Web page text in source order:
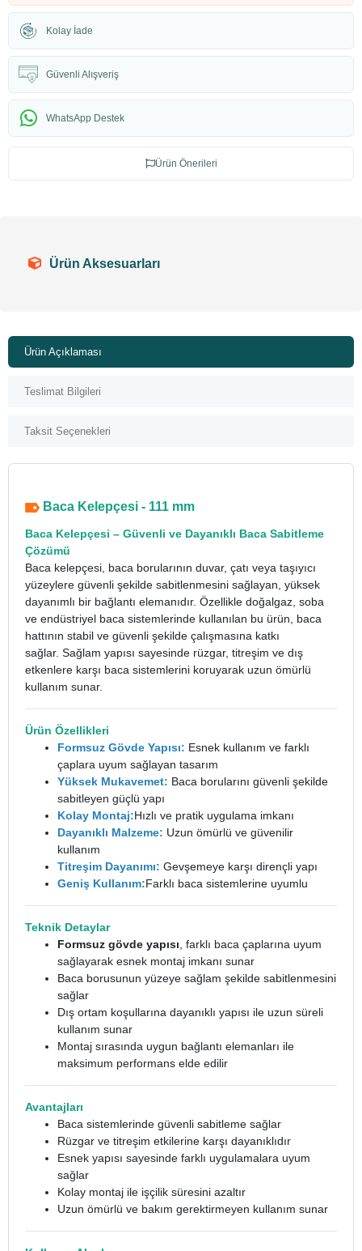
Kolay İade
Güvenli Alışveriş
WhatsApp Destek
Ürün Önerileri
Ürün Aksesuarları
Ürün Açıklaması
Teslimat Bilgileri
Taksit Seçenekleri
Baca Kelepçesi - 111 mm
Baca Kelepçesi – Güvenli ve Dayanıklı Baca Sabitleme
Çözümü
Baca kelepçesi, baca borularının duvar, çatı veya taşıyıcı
yüzeylere güvenli şekilde sabitlenmesini sağlayan, yüksek
dayanımlı bir bağlantı elemanıdır. Özellikle doğalgaz, soba
ve endüstriyel baca sistemlerinde kullanılan bu ürün, baca
hattının stabil ve güvenli şekilde çalışmasına katkı
sağlar. Sağlam yapısı sayesinde rüzgar, titreşim ve dış
etkenlere karşı baca sistemlerini koruyarak uzun ömürlü
kullanım sunar.
Ürün Özellikleri
Formsuz Gövde Yapısı: Esnek kullanım ve farklı
çaplara uyum sağlayan tasarım
Yüksek Mukavemet: Baca borularını güvenli şekilde
sabitleyen güçlü yapı
Kolay Montaj:Hızlı ve pratik uygulama imkanı
Dayanıklı Malzeme: Uzun ömürlü ve güvenilir
kullanım
Titreşim Dayanımı: Gevşemeye karşı dirençli yapı
Geniş Kullanım:Farklı baca sistemlerine uyumlu
Teknik Detaylar
Formsuz gövde yapısı , farklı baca çaplarına uyum
sağlayarak esnek montaj imkanı sunar
Baca borusunun yüzeye sağlam şekilde sabitlenmesini
sağlar
Dış ortam koşullarına dayanıklı yapısı ile uzun süreli
kullanım sunar
Montaj sırasında uygun bağlantı elemanları ile
maksimum performans elde edilir
Avantajları
Baca sistemlerinde güvenli sabitleme sağlar
Rüzgar ve titreşim etkilerine karşı dayanıklıdır
Esnek yapısı sayesinde farklı uygulamalara uyum
sağlar
Kolay montaj ile işçilik süresini azaltır
Uzun ömürlü ve bakım gerektirmeyen kullanım sunar